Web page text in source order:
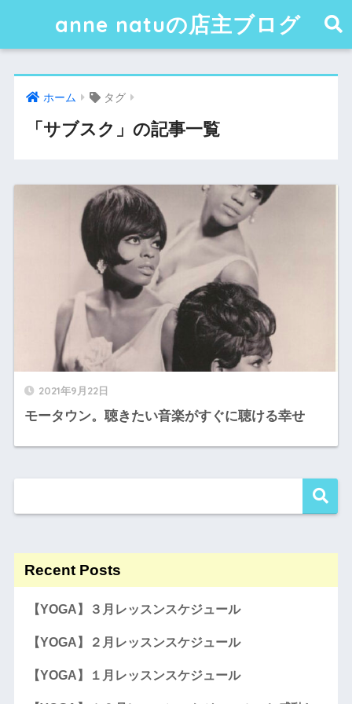
anne natuの店主ブログ
ホーム タグ
「サブスク」の記事一覧
2021年9月22日
モータウン。聴きたい音楽がすぐに聴ける幸せ
Recent Posts
【YOGA】３月レッスンスケジュール
【YOGA】２月レッスンスケジュール
【YOGA】１月レッスンスケジュール